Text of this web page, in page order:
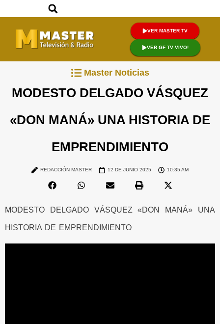
VER MASTER TV
VER GF TV VIVO!
Master Noticias
MODESTO DELGADO VÁSQUEZ
«DON MANÁ» UNA HISTORIA DE
EMPRENDIMIENTO
REDACCIÓN MASTER 12 DE JUNIO 2025 10:35 AM
MODESTO DELGADO VÁSQUEZ «DON MANÁ» UNA
HISTORIA DE EMPRENDIMIENTO